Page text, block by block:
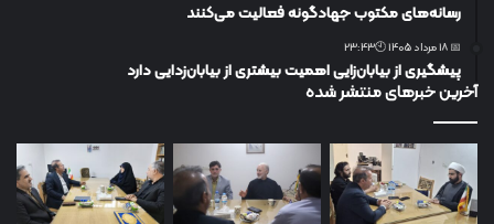
رسانه‌های مکتوب جهادگونه فعالیت می‌کنند
📅 18 مرداد 1405 🕙23:43
پیشگیری از بیابان‌زایی اهمیت بیشتری از بیابان‌زدایی دارد
آخرین خبرهای منتشر شده